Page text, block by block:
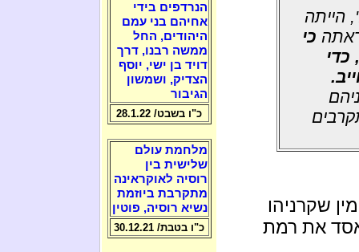
הייתה
כי
שקרניהו
את רמת
הנרדפים בידי
אחיהם בני עמם
היהודים, החל
ממשה רבנו, דרך
דויד בן ישי, יוסף
הצדיק, ושמשון
הגיבור
כ"ו בשבט/ 28.1.22
מלחמת עולם
שלישית בין
רוסיה לאוקראינה
מתקרבת ביוזמת
נשיא רוסיה, פוטין
כ"ו בטבת/ 30.12.21